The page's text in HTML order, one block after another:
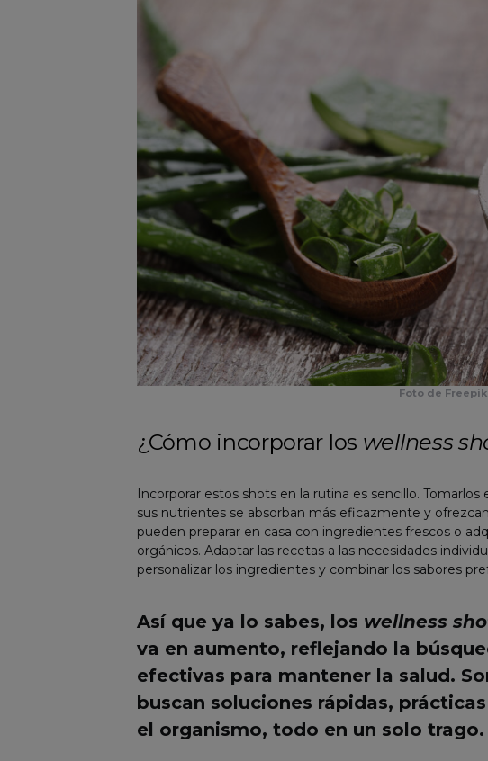
Foto de Freepik
¿Cómo incorporar los wellness
Incorporar estos shots en la rutina es sencillo.
sus nutrientes se absorban más eficazmente y
pueden preparar en casa con ingredientes frescos o
orgánicos. Adaptar las recetas a las necesidades
personalizar los ingredientes y combinar los sabores
Así que ya lo sabes, los wellness
va en aumento, reflejando la
efectivas para mantener la salud.
buscan soluciones rápidas,
el organismo, todo en un solo trago.